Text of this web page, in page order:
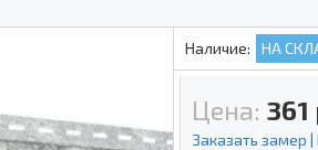
Наличие: НА
Цена: 361
Заказать замер |